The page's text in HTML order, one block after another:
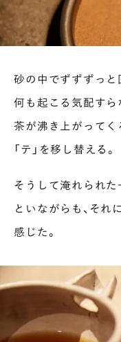
砂の中でずずずっと
何も起こる気配すら
茶が沸き上がってく
「テ」を移し替える。
そうして淹れられた
といながらも、そ
感じた。